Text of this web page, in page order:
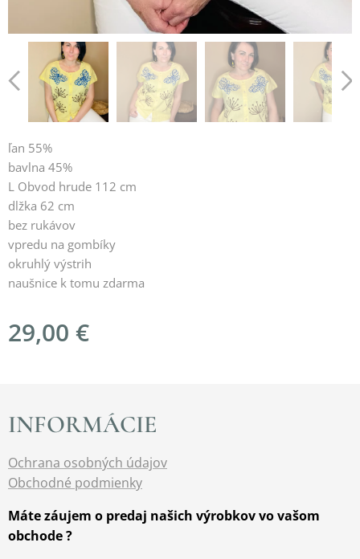
ľan 55%
bavlna 45%
L Obvod hrude 112 cm
dlžka 62 cm
bez rukávov
vpredu na gombíky
okruhlý výstrih
naušnice k tomu zdarma
29,00 €
INFORMÁCIE
Ochrana osobných údajov
Obchodné podmienky
Máte záujem o predaj našich výrobkov vo vašom
obchode ?